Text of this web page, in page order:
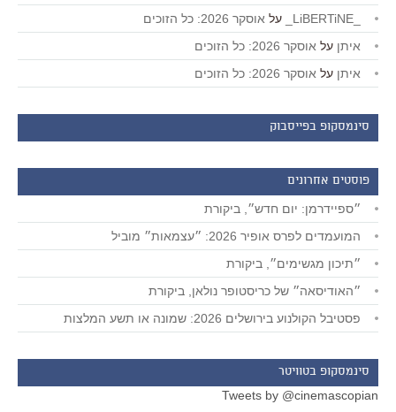
על אוסקר 2026: כל הזוכים
איתן על אוסקר 2026: כל הזוכים
איתן על אוסקר 2026: כל הזוכים
סינמסקופ בפייסבוק
פוסטים אחרונים
״ספיידרמן: יום חדש״, ביקורת
המועמדים לפרס אופיר 2026: ״עצמאות״ מוביל
״תיכון מגשימים״, ביקורת
״האודיסאה״ של כריסטופר נולאן, ביקורת
פסטיבל הקולנוע בירושלים 2026: שמונה או תשע המלצות
סינמסקופ בטוויטר
Tweets by @cinemascopian